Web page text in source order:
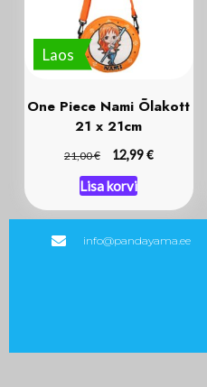
Laos
One Piece Nami Õlakott
21 x 21cm
21,00€ 12,99€
Lisa korvi
info@pandayama.ee